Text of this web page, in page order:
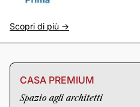
Scopri di più ->
CASA PREMIUM
Spazio agli architetti